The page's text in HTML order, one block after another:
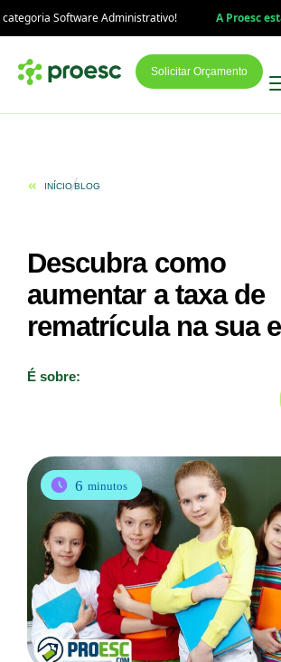
Administrativo! A Proesc está na final do
Solicitar Orçamento
INÍCIOBLOG
Descubra como
aumentar a taxa de
rematrícula na sua
É sobre:
6 minutos